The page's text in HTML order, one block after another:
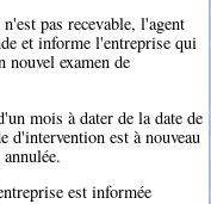
pas recevable, l'agent
et informe l'entreprise qui
nouvel examen de
mois à dater de la date de
d'intervention est à nouveau
est informée